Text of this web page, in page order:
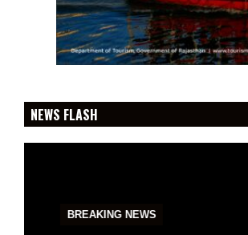
NEWS FLASH
BREAKING NEWS